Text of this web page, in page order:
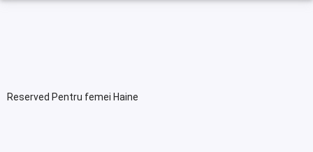
Reserved Pentru femei Haine